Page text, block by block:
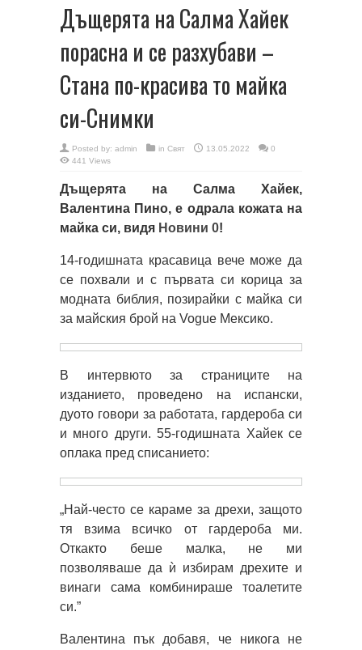
Дъщерята на Салма Хайек
порасна и се разхубави –
Стана по-красива то майка
си-Снимки
Posted by: admin in Свят 13.05.2022
0
441 Views
Дъщерята на Салма Хайек,
Валентина Пино, е одрала кожата на
майка си, видя Новини 0!
14-годишната красавица вече може да
се похвали и с първата си корица за
модната библия, позирайки с майка си
за майския брой на Vogue Мексико.
В интервюто за страниците на
изданието, проведено на испански,
дуото говори за работата, гардероба си
и много други. 55-годишната Хайек се
оплака пред списанието:
„Най-често се караме за дрехи, защото
тя взима всичко от гардероба ми.
Откакто беше малка, не ми
позволяваше да ѝ избирам дрехите и
винаги сама комбинираше тоалетите
си.”
Валентина пък добавя, че никога не